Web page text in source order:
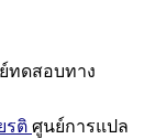
ทดสอบทาง
รติ ศูนย์การแปล